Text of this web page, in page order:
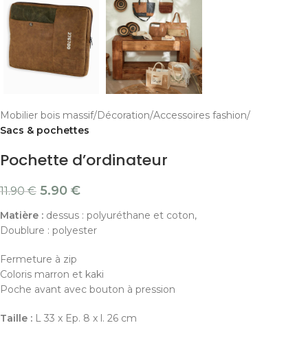
Mobilier bois massif Décoration Accessoires fashion
Sacs & pochettes
Pochette d’ordinateur
11.90€ 5.90 €
Matière : dessus : polyuréthane et coton,
Doublure : polyester
Fermeture à zip
Coloris marron et kaki
Poche avant avec bouton à pression
Taille : L 33 x Ep. 8 x l. 26 cm